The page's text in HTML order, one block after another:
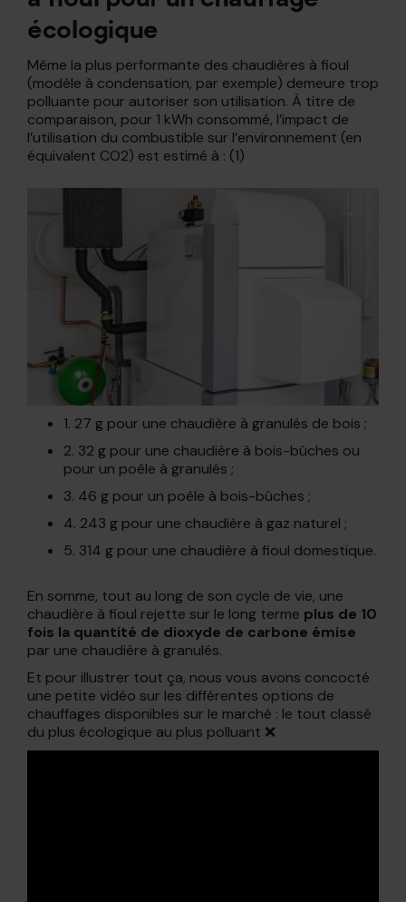
écologique
Même la plus performante des chaudières à fioul
(modèle à condensation, par exemple) demeure trop
polluante pour autoriser son utilisation. À titre de
comparaison, pour 1 kWh consommé, l’impact de
l’utilisation du combustible sur l’environnement (en
équivalent CO2) est estimé à : (1)
1. 27 g pour une chaudière à granulés de bois ;
2. 32 g pour une chaudière à bois-bûches ou
pour un poêle à granulés ;
3. 46 g pour un poêle à bois-bûches ;
4. 243 g pour une chaudière à gaz naturel ;
5. 314 g pour une chaudière à fioul domestique.
En somme, tout au long de son cycle de vie, une
chaudière à fioul rejette sur le long terme plus de 10
fois la quantité de dioxyde de carbone émise
par une chaudière à granulés.
Et pour illustrer tout ça, nous vous avons concocté
une petite vidéo sur les différentes options de
chauffages disponibles sur le marché : le tout classé
du plus écologique au plus polluant ❌​